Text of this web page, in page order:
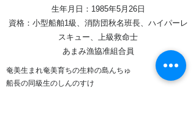
生年月日：1985年5月26日
​資格：小型船舶1級、消防団秋名班長、ハイパーレ
スキュー、上級救命士
あまみ漁協准組合員
奄美生まれ奄美育ちの生粋の島んちゅ
船長の同級生のしんのすけ